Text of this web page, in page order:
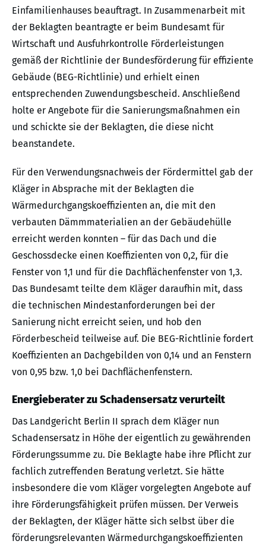
Einfamilienhauses beauftragt. In Zusammenarbeit mit
der Beklagten beantragte er beim Bundesamt für
Wirtschaft und Ausfuhrkontrolle Förderleistungen
gemäß der Richtlinie der Bundesförderung für effiziente
Gebäude (BEG-Richtlinie) und erhielt einen
entsprechenden Zuwendungsbescheid. Anschließend
holte er Angebote für die Sanierungsmaßnahmen ein
und schickte sie der Beklagten, die diese nicht
beanstandete.
Für den Verwendungsnachweis der Fördermittel gab der
Kläger in Absprache mit der Beklagten die
Wärmedurchgangskoeffizienten an, die mit den
verbauten Dämmmaterialien an der Gebäudehülle
erreicht werden konnten – für das Dach und die
Geschossdecke einen Koeffizienten von 0,2, für die
Fenster von 1,1 und für die Dachflächenfenster von 1,3.
Das Bundesamt teilte dem Kläger daraufhin mit, dass
die technischen Mindestanforderungen bei der
Sanierung nicht erreicht seien, und hob den
Förderbescheid teilweise auf. Die BEG-Richtlinie fordert
Koeffizienten an Dachgebilden von 0,14 und an Fenstern
von 0,95 bzw. 1,0 bei Dachflächenfenstern.
Energieberater zu Schadensersatz verurteilt
Das Landgericht Berlin II sprach dem Kläger nun
Schadensersatz in Höhe der eigentlich zu gewährenden
Förderungssumme zu. Die Beklagte habe ihre Pflicht zur
fachlich zutreffenden Beratung verletzt. Sie hätte
insbesondere die vom Kläger vorgelegten Angebote auf
ihre Förderungsfähigkeit prüfen müssen. Der Verweis
der Beklagten, der Kläger hätte sich selbst über die
förderungsrelevanten Wärmedurchgangskoeffizienten